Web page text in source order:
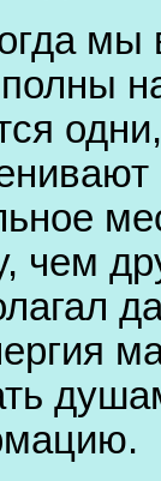
чем